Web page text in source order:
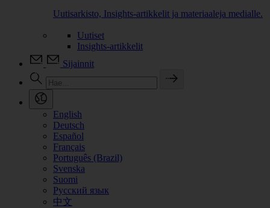
Uutisarkisto, Insights-artikkelit ja materiaaleja medialle.
Uutiset
Insights-artikkelit
Sijainnit
English
Deutsch
Español
Français
Português (Brazil)
Svenska
Suomi
Русский язык
中文